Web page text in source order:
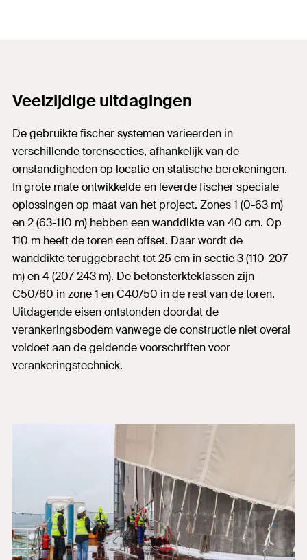
Veelzijdige uitdagingen
De gebruikte fischer systemen varieerden in
verschillende torensecties, afhankelijk van de
omstandigheden op locatie en statische berekeningen.
In grote mate ontwikkelde en leverde fischer speciale
oplossingen op maat van het project. Zones 1 (0-63 m)
en 2 (63-110 m) hebben een wanddikte van 40 cm. Op
110 m heeft de toren een offset. Daar wordt de
wanddikte teruggebracht tot 25 cm in sectie 3 (110-207
m) en 4 (207-243 m). De betonsterkteklassen zijn
C50/60 in zone 1 en C40/50 in de rest van de toren.
Uitdagende eisen ontstonden doordat de
verankeringsbodem vanwege de constructie niet overal
voldoet aan de geldende voorschriften voor
verankeringstechniek.